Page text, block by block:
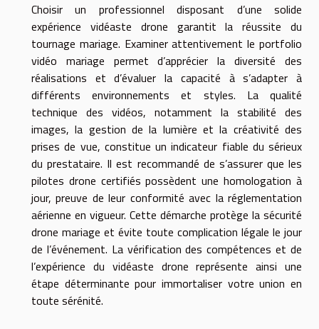
Choisir un professionnel disposant d’une solide
expérience vidéaste drone garantit la réussite du
tournage mariage. Examiner attentivement le portfolio
vidéo mariage permet d’apprécier la diversité des
réalisations et d’évaluer la capacité à s’adapter à
différents environnements et styles. La qualité
technique des vidéos, notamment la stabilité des
images, la gestion de la lumière et la créativité des
prises de vue, constitue un indicateur fiable du sérieux
du prestataire. Il est recommandé de s’assurer que les
pilotes drone certifiés possèdent une homologation à
jour, preuve de leur conformité avec la réglementation
aérienne en vigueur. Cette démarche protège la sécurité
drone mariage et évite toute complication légale le jour
de l’événement. La vérification des compétences et de
l’expérience du vidéaste drone représente ainsi une
étape déterminante pour immortaliser votre union en
toute sérénité.